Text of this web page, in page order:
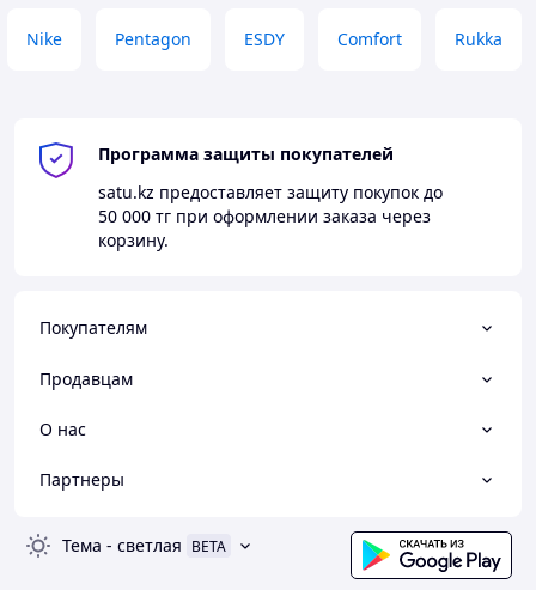
Nike Pentagon ESDY Comfort Rukka
Программа защиты покупателей
satu.kz предоставляет защиту покупок до
50 000 тг при оформлении заказа через
корзину.
Покупателям
Продавцам
О нас
Партнеры
Тема - светлая BETA